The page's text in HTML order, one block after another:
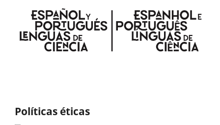
Políticas éticas